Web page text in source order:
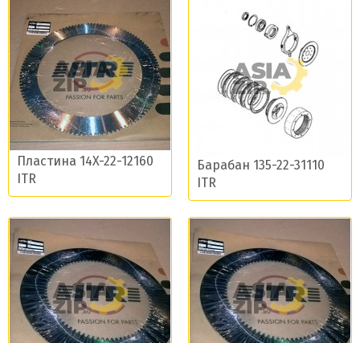
Пластина 14X-22-12160
ITR
Барабан 135-22-31110
ITR